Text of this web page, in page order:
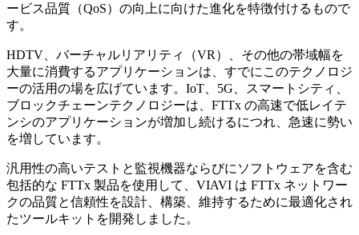
ービス品質（QoS）の向上に向けた進化を特徴付けるもので
す。
HDTV、バーチャルリアリティ（VR）、その他の帯域幅を
大量に消費するアプリケーションは、すでにこのテクノロジ
ーの活用の場を広げています。IoT、5G、スマートシティ、
ブロックチェーンテクノロジーは、FTTx の高速で低レイテ
ンシのアプリケーションが増加し続けるにつれ、急速に勢い
を増しています。
汎用性の高いテストと監視機器ならびにソフトウェアを含む
包括的な FTTx 製品を使用して、VIAVI は FTTx ネットワー
クの品質と信頼性を設計、構築、維持するために最適化され
たツールキットを開発しました。